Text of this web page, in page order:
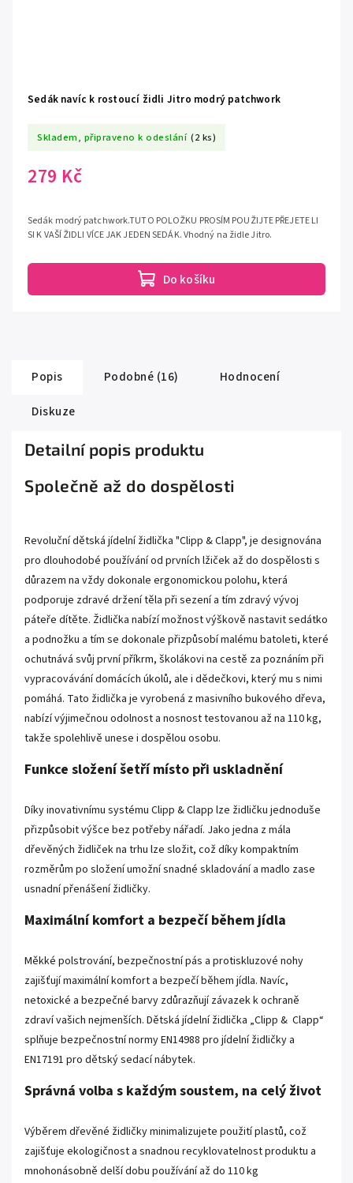
Sedák navíc k rostoucí židli Jitro modrý patchwork
Skladem, připraveno k odeslání (2 ks)
279 Kč
Do košíku
Sedák modrý patchwork.TUTO POLOŽKU PROSÍM POUŽIJTE PŘEJETE LI
SI K VAŠÍ ŽIDLI VÍCE JAK JEDEN SEDÁK. Vhodný na židle Jitro.
Popis Podobné (16)
Hodnocení
Diskuze
Detailní popis produktu
Společně až do dospělosti
Revoluční dětská jídelní židlička "Clipp & Clapp", je designována
pro dlouhodobé používání od prvních lžiček až do dospělosti s
důrazem na vždy dokonale ergonomickou polohu, která
podporuje zdravé držení těla při sezení a tím zdravý vývoj
páteře dítěte. Židlička nabízí možnost výškově nastavit sedátko
a podnožku a tím se dokonale přizpůsobí malému batoleti, které
ochutnává svůj první příkrm, školákovi na cestě za poznáním při
vypracovávání domácích úkolů, ale i dědečkovi, který mu s nimi
pomáhá. Tato židlička je vyrobená z masivního bukového dřeva,
nabízí výjimečnou odolnost a nosnost testovanou až na 110 kg,
takže spolehlivě unese i dospělou osobu.
Funkce složení šetří místo při uskladnění
Díky inovativnímu systému Clipp & Clapp lze židličku jednoduše
přizpůsobit výšce bez potřeby nářadí. Jako jedna z mála
dřevěných židliček na trhu lze složit, což díky kompaktním
rozměrům po složení umožní snadné skladování a madlo zase
usnadní přenášení židličky.
Maximální komfort a bezpečí během jídla
Měkké polstrování, bezpečnostní pás a protiskluzové nohy
zajišťují maximální komfort a bezpečí během jídla. Navíc,
netoxické a bezpečné barvy zdůrazňují závazek k ochraně
zdraví vašich nejmenších. Dětská jídelní židlička „Clipp & Clapp“
splňuje bezpečnostní normy EN14988 pro jídelní židličky a
EN17191 pro dětský sedací nábytek.
Správná volba s každým soustem, na celý život
Výběrem dřevěné židličky minimalizujete použití plastů, což
zajišťuje ekologičnost a snadnou recyklovatelnost produktu a
mnohonásobně delší dobu používání až do 110 kg